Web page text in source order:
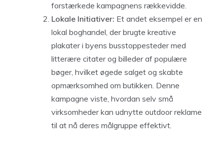
forstærkede kampagnens rækkevidde.
Lokale Initiativer: Et andet eksempel er en
lokal boghandel, der brugte kreative
plakater i byens busstoppesteder med
litterære citater og billeder af populære
bøger, hvilket øgede salget og skabte
opmærksomhed om butikken. Denne
kampagne viste, hvordan selv små
virksomheder kan udnytte outdoor reklame
til at nå deres målgruppe effektivt.